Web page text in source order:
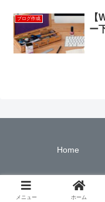
ブログ作成
ー
Home
©
メニュー ホーム